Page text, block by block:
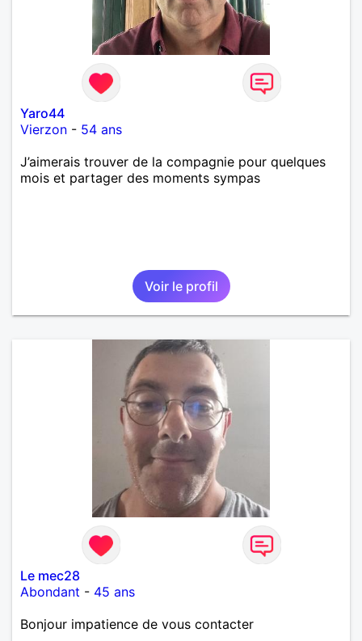
Yaro44
Vierzon - 54 ans
J’aimerais trouver de la compagnie pour quelques
mois et partager des moments sympas
Voir le profil
Le mec28
Abondant - 45 ans
Bonjour impatience de vous contacter